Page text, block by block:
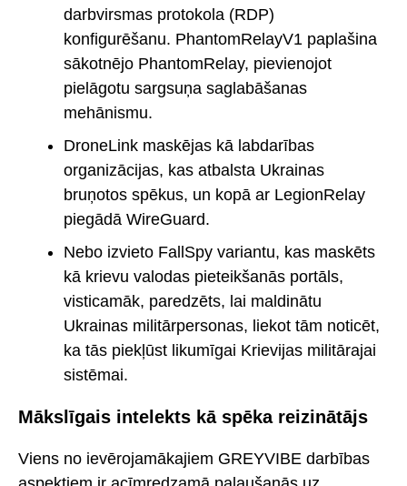
darbvirsmas protokola (RDP)
konfigurēšanu. PhantomRelayV1 paplašina
sākotnējo PhantomRelay, pievienojot
pielāgotu sargsuņa saglabāšanas
mehānismu.
DroneLink maskējas kā labdarības
organizācijas, kas atbalsta Ukrainas
bruņotos spēkus, un kopā ar LegionRelay
piegādā WireGuard.
Nebo izvieto FallSpy variantu, kas maskēts
kā krievu valodas pieteikšanās portāls,
visticamāk, paredzēts, lai maldinātu
Ukrainas militārpersonas, liekot tām noticēt,
ka tās piekļūst likumīgai Krievijas militārajai
sistēmai.
Mākslīgais intelekts kā spēka reizinātājs
Viens no ievērojamākajiem GREYVIBE darbības